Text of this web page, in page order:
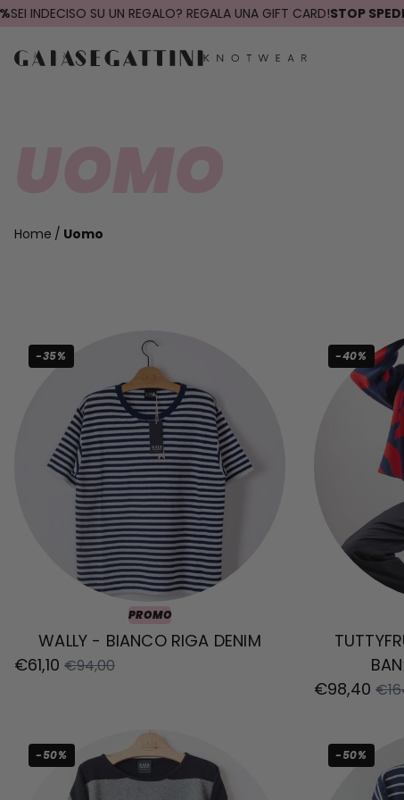
SU UN REGALO? REGALA UNA GIFT CARD! STOP
Home Uomo
-35%
PROMO
WALLY - BIANCO RIGA DENIM
€61,10 €94,00
-40%
€98,40
-50% -50%